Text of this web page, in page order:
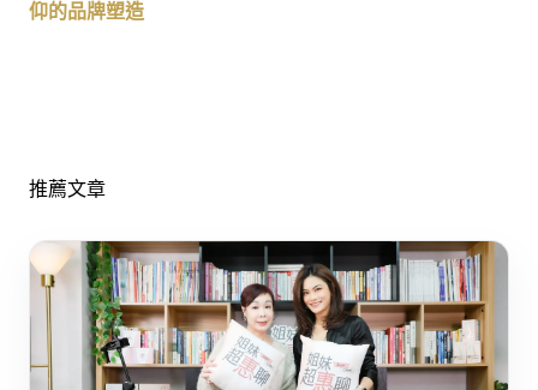
仰的品牌塑造
推薦文章